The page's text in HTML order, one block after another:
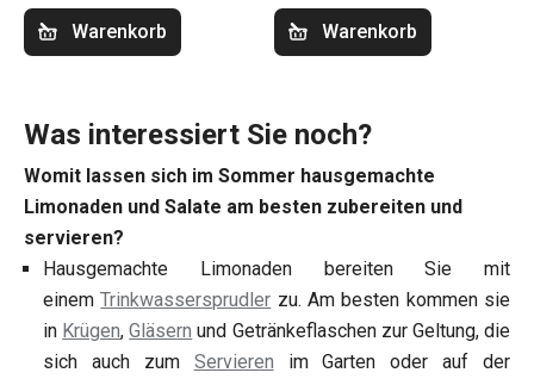
Warenkorb Warenkorb
Was interessiert Sie noch?
Womit lassen sich im Sommer hausgemachte
Limonaden und Salate am besten zubereiten und
servieren?
Hausgemachte Limonaden bereiten Sie mit
einemTrinkwassersprudler zu. Am besten kommen sie
in Krügen,Gläsern und Getränkeflaschen zur Geltung, die
sich auch zum Servieren im Garten oder auf der